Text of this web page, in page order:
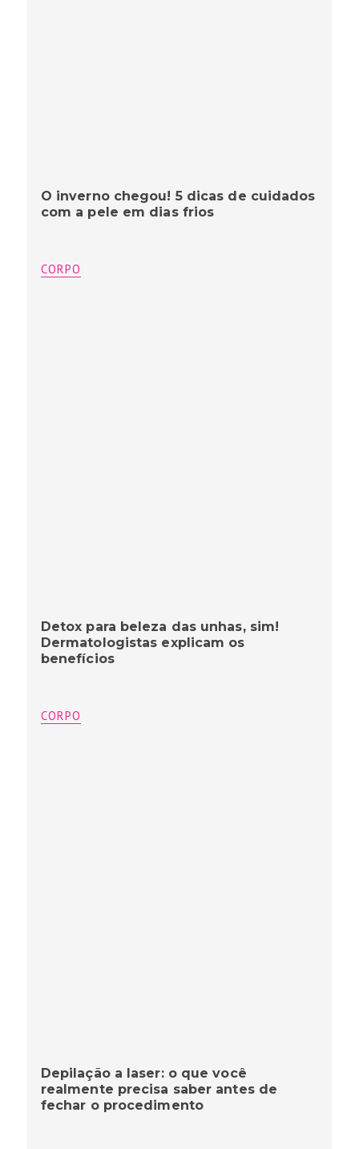
O inverno chegou! 5 dicas de cuidados
com a pele em dias frios
CORPO
Detox para beleza das unhas, sim!
Dermatologistas explicam os
benefícios
CORPO
Depilação a laser: o que você
realmente precisa saber antes de
fechar o procedimento